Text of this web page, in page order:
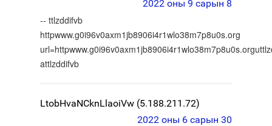
2022 оны 9 сарын 8
-- ttlzddifvb
httpwww.g0i96v0axm1jb8906i4r1wlo38m7p8u0s.org
attlzddifvb
LtobHvaNCknLlaoiVw (5.188.211.72)
2022 оны 6 сарын 30